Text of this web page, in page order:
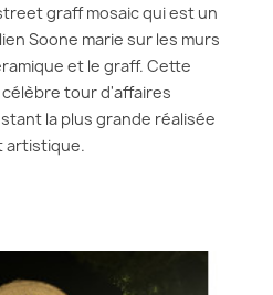
graff mosaic qui est un
Soone marie sur les murs
et le graff. Cette
tour d'affaires
la plus grande réalisée
artistique.